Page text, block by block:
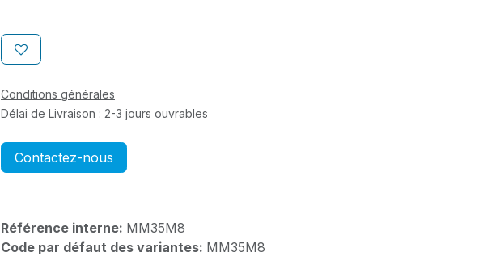
Conditions générales
Délai de Livraison : 2-3 jours ouvrables
Contactez-nous
Référence interne: MM35M8
Code par défaut des variantes: MM35M8